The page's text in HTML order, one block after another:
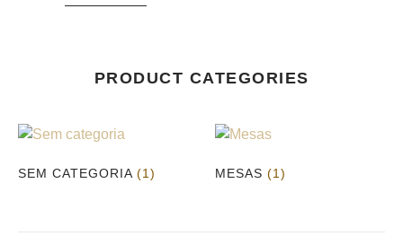
PRODUCT CATEGORIES
SEM CATEGORIA (1) MESAS (1)